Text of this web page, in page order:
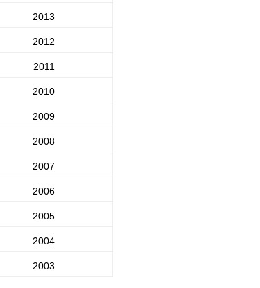
2013
2012
2011
2010
2009
2008
2007
2006
2005
2004
2003